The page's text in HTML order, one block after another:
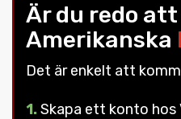
Är du redo att
Amerikanska
Det är enkelt att
1.Skapa ett konto